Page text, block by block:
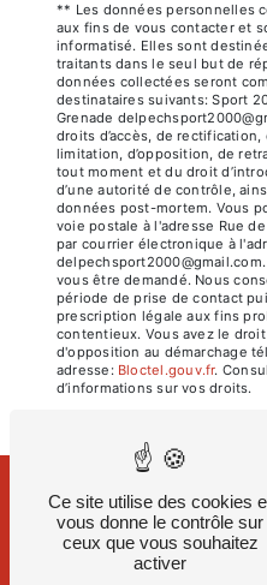
** Les données personnelles
aux fins de vous contacter et
informatisé. Elles sont
traitants dans le seul but de
données collectées seront
destinataires suivants: Sport
Grenade
droits d’accès, de
limitation, d’opposition, de
tout moment et du droit
d’une autorité de contrôle,
données post-mortem. Vous
voie postale à l'adresse Rue
par courrier électronique à
vous être demandé. Nous
période de prise de contact
prescription légale aux fins
contentieux. Vous avez le
d'opposition au démarchage
adresse:
Bloctel.gouv.fr.
d’informations sur vos droits.
©Vistalid- 2026 -
Ce site utilise des cookies
vous donne le contrôle sur
ceux que vous souhaitez
activer